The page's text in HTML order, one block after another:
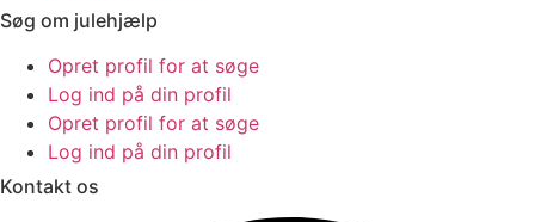
Søg om julehjælp
Opret profil for at søge
Log ind på din profil
Opret profil for at søge
Log ind på din profil
Kontakt os